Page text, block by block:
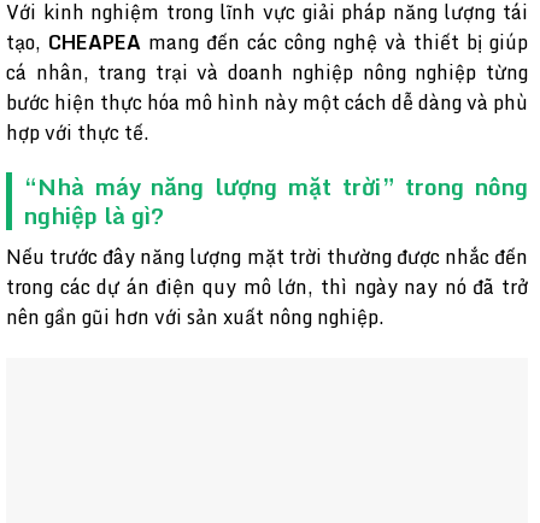
Với kinh nghiệm trong lĩnh vực giải pháp năng lượng tái
tạo, CHEAPEA mang đến các công nghệ và thiết bị giúp
cá nhân, trang trại và doanh nghiệp nông nghiệp từng
bước hiện thực hóa mô hình này một cách dễ dàng và phù
hợp với thực tế.
“Nhà máy năng lượng mặt trời” trong nông
nghiệp là gì?
Nếu trước đây năng lượng mặt trời thường được nhắc đến
trong các dự án điện quy mô lớn, thì ngày nay nó đã trở
nên gần gũi hơn với sản xuất nông nghiệp.